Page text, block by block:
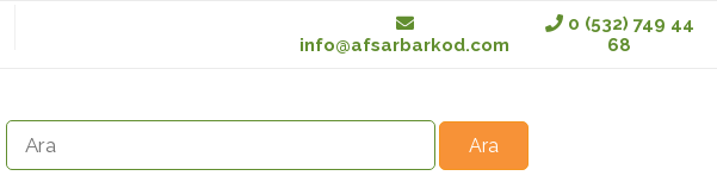
info@afsarbarkod.com
0 (532) 749 44
68